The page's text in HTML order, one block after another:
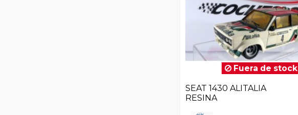
Fuera de stock
SEAT 1430 ALITALIA
RESINA